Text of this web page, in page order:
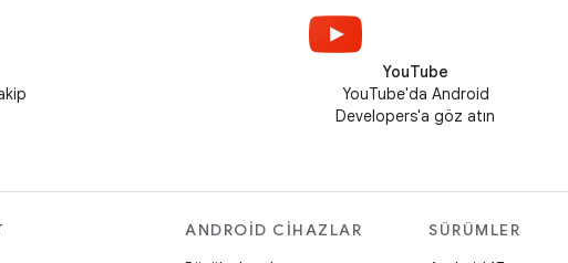
YouTube
YouTube'da Android
Developers'a göz atın
ANDROID CIHAZLAR
SÜRÜMLER